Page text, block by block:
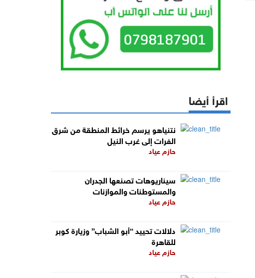
اقرأ أيضا
نتنياهو يرسم خرائط المنطقة من شرق
الفرات إلى غرب النيل
حازم عياد
سيناريوهات تصنعها الجدران
والمستوطنات والموازنات
حازم عياد
دلالات تحييد “أبو الشباب” وزيارة كوبر
للقاهرة
حازم عياد